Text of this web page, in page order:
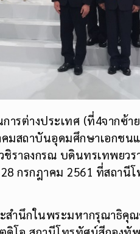
ารต่างประเทศ (ที่4จากซ้
มสถาบันอุดมศึกษาเอกชน
ราลงกรณ บดินทรเทพยวร
กรกฎาคม 2561 ที่สถานี
สำนึกในพระมหากรุณาธิ